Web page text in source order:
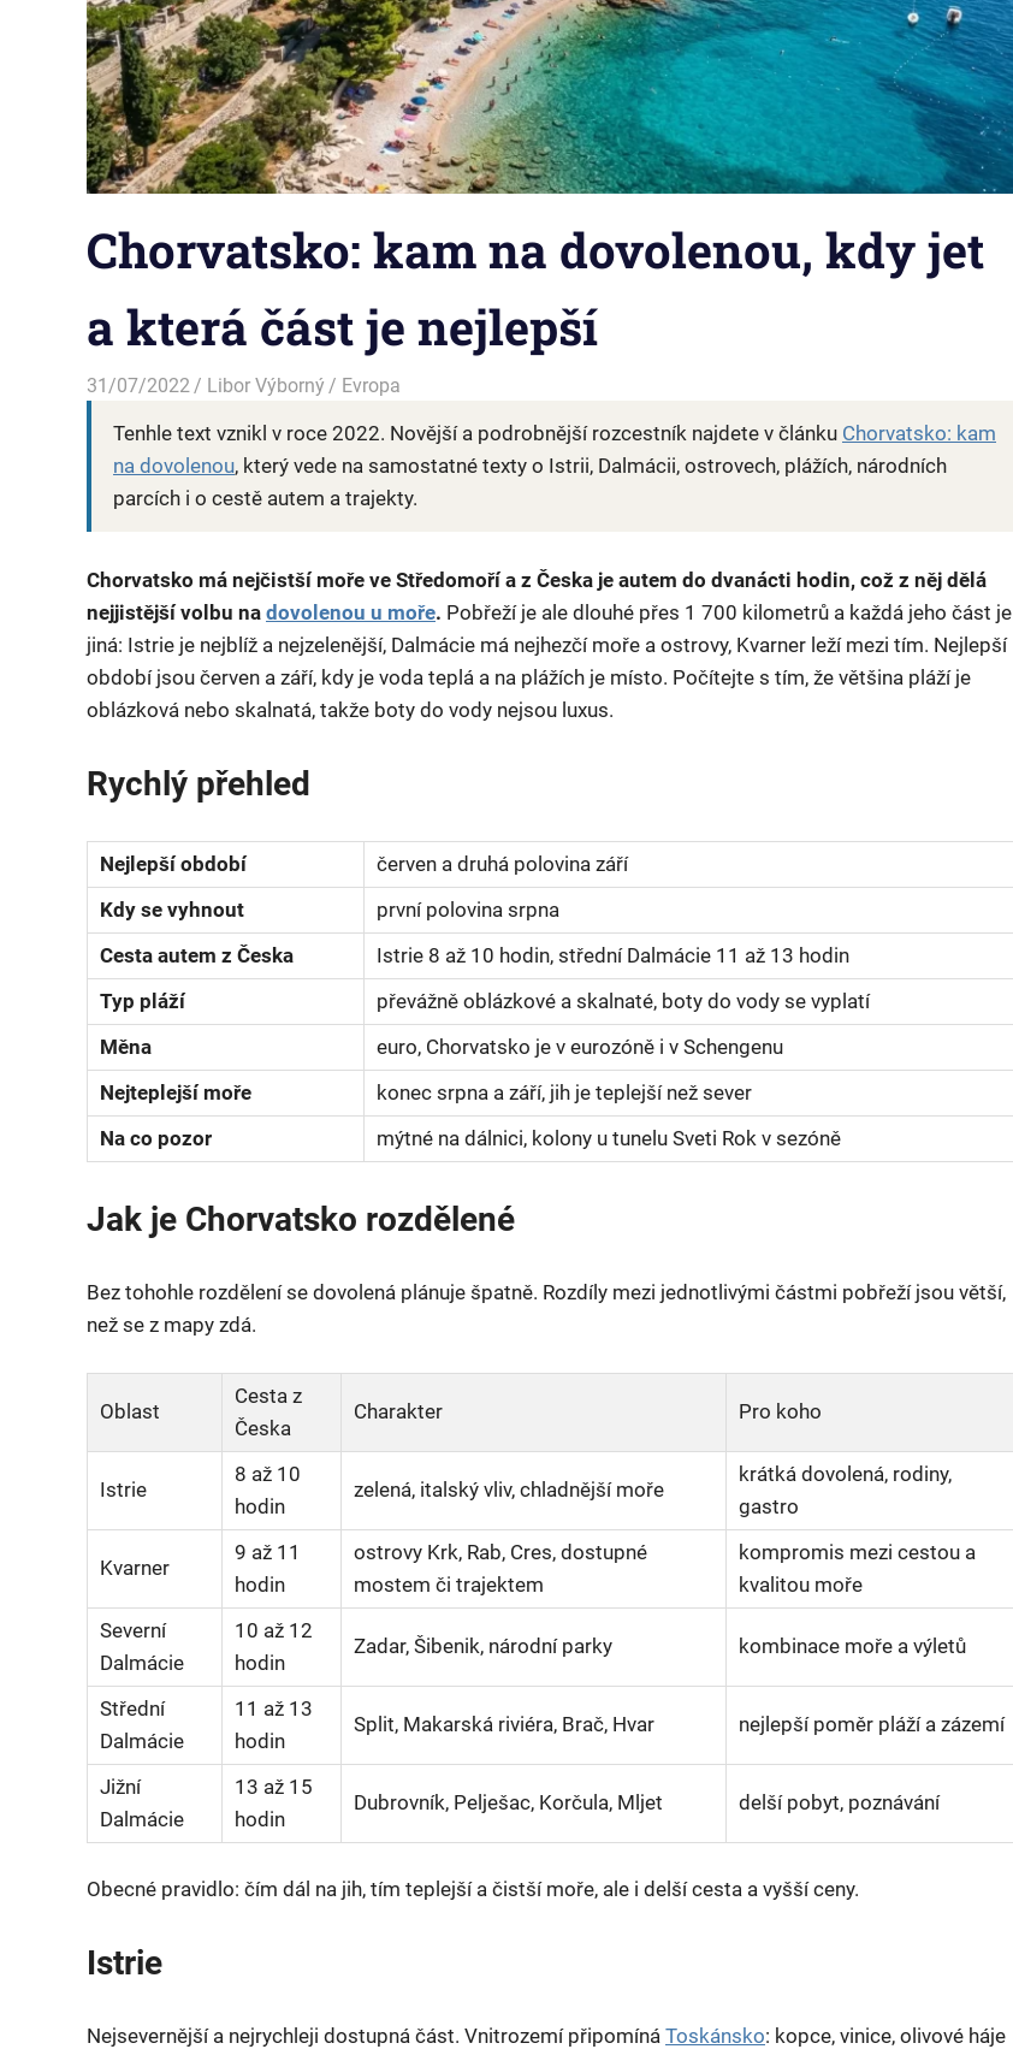
Chorvatsko: kam na dovolenou, kdy jet
a která část je nejlepší
31/07/2022 Libor Výborný Evropa
Tenhle text vznikl v roce 2022. Novější a podrobnější rozcestník najdete v článku Chorvatsko: kam
na dovolenou, který vede na samostatné texty o Istrii, Dalmácii, ostrovech, plážích, národních
parcích i o cestě autem a trajekty.
Chorvatsko má nejčistší moře ve Středomoří a z Česka je autem do dvanácti hodin, což z něj dělá
nejjistější volbu na dovolenou u moře. Pobřeží je ale dlouhé přes 1 700 kilometrů a každá jeho část je
jiná: Istrie je nejblíž a nejzelenější, Dalmácie má nejhezčí moře a ostrovy, Kvarner leží mezi tím. Nejlepší
období jsou červen a září, kdy je voda teplá a na plážích je místo. Počítejte s tím, že většina pláží je
oblázková nebo skalnatá, takže boty do vody nejsou luxus.
Rychlý přehled
Nejlepší období
červen a druhá polovina září
Kdy se vyhnout
první polovina srpna
Cesta autem z Česka
Istrie 8 až 10 hodin, střední Dalmácie 11 až 13 hodin
Typ pláží
převážně oblázkové a skalnaté, boty do vody se vyplatí
Měna
euro, Chorvatsko je v eurozóně i v Schengenu
Nejteplejší moře
konec srpna a září, jih je teplejší než sever
Na co pozor
mýtné na dálnici, kolony u tunelu Sveti Rok v sezóně
Jak je Chorvatsko rozdělené
Bez tohohle rozdělení se dovolená plánuje špatně. Rozdíly mezi jednotlivými částmi pobřeží jsou větší,
než se z mapy zdá.
Oblast
Cesta z
Česka
Charakter Pro koho
Istrie
8 až 10
hodin
zelená, italský vliv, chladnější moře
krátká dovolená, rodiny,
gastro
Kvarner
9 až 11
hodin
ostrovy Krk, Rab, Cres, dostupné
mostem či trajektem
kompromis mezi cestou a
kvalitou moře
Severní
Dalmácie
10 až 12
hodin
Zadar, Šibenik, národní parky kombinace moře a výletů
Střední
Dalmácie
11 až 13
hodin
Split, Makarská riviéra, Brač, Hvar nejlepší poměr pláží a zázemí
Jižní
Dalmácie
13 až 15
hodin
Dubrovník, Pelješac, Korčula, Mljet delší pobyt, poznávání
Obecné pravidlo: čím dál na jih, tím teplejší a čistší moře, ale i delší cesta a vyšší ceny.
Istrie
Nejsevernější a nejrychleji dostupná část. Vnitrozemí připomíná Toskánsko: kopce, vinice, olivové háje